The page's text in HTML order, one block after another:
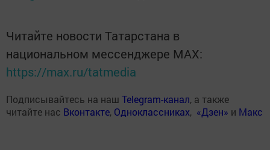
Читайте новости Татарстана в
национальном мессенджере MАХ:
https://max.ru/tatmedia
Подписывайтесь на наш Telegram-канал, а также
читайте нас Вконтакте, Одноклассниках, «Дзен» и Макс